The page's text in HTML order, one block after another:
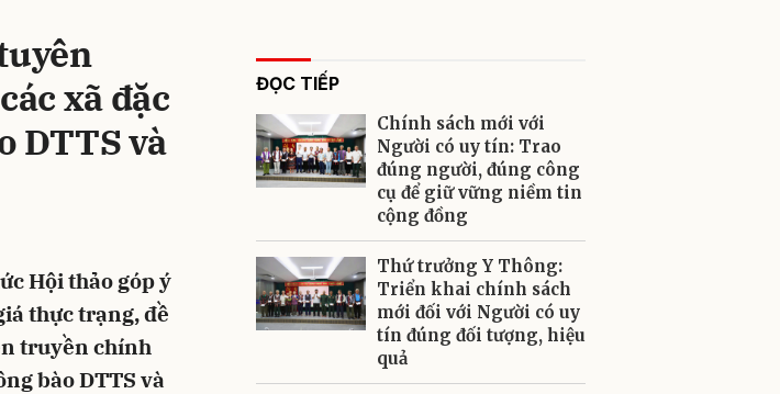
xã đặc
DTTS và
Hội thảo góp ý
thực trạng, đề
truyền chính
bào DTTS và
ĐỌC TIẾP
Chính sách mới với
Người có uy tín: Trao
đúng người, đúng công
cụ để giữ vững niềm tin
cộng đồng
Thứ trưởng Y Thông:
Triển khai chính sách
mới đối với Người có uy
tín đúng đối tượng, hiệu
quả
Gửi